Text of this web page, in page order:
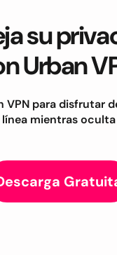
su
Urban
VPN para disfrutar
mientras